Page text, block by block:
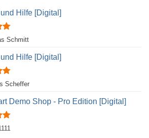
Hilfe [Digital]
Schmitt
Hilfe [Digital]
Scheffer
Demo Shop - Pro Edition [Digital]